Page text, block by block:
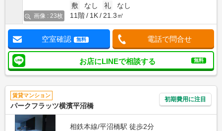
画像 : 23枚
敷
なし 礼
なし
11階
1K 21.3㎡
空室確認 無料 電話で問合せ
お店にLINEで相談する 無料
賃貸マンション
パークフラッツ横濱平沼橋
初期費用に注目
相鉄本線/平沼橋駅 徒歩2分